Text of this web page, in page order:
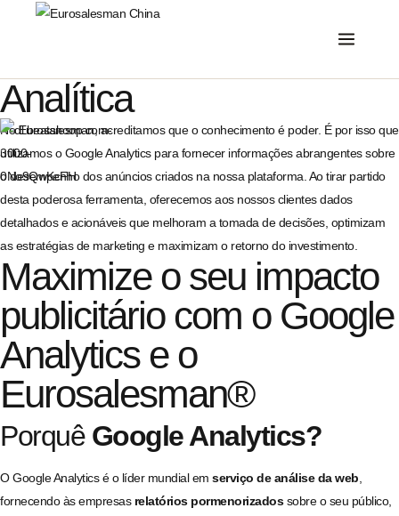
Analítica
No Eurosalesman, acreditamos que o conhecimento é poder. É por isso que
utilizamos o Google Analytics para fornecer informações abrangentes sobre
o desempenho dos anúncios criados na nossa plataforma. Ao tirar partido
desta poderosa ferramenta, oferecemos aos nossos clientes dados
detalhados e acionáveis que melhoram a tomada de decisões, optimizam
as estratégias de marketing e maximizam o retorno do investimento.
Maximize o seu impacto
publicitário com o Google
Analytics e o
Eurosalesman®
PorquêGoogle Analytics?
O Google Analytics é o líder mundial em serviço de análise da web
fornecendo às empresas relatórios pormenorizadossobre o seu público,